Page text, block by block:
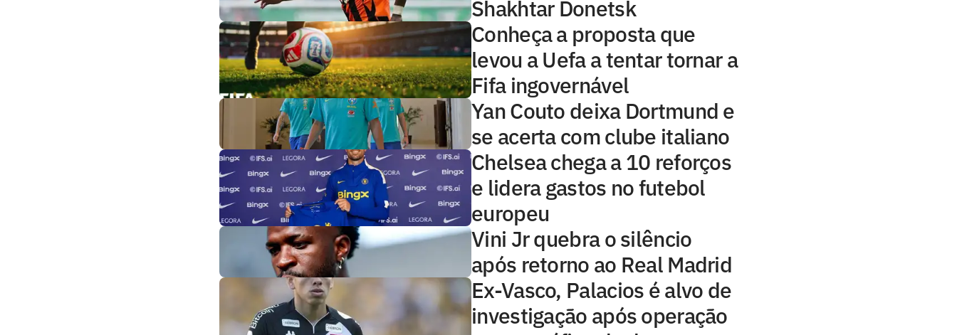
Shakhtar Donetsk
Conheça a proposta que
levou a Uefa a tentar tornar a
Fifa ingovernável
Yan Couto deixa Dortmund e
se acerta com clube italiano
Chelsea chega a 10 reforços
e lidera gastos no futebol
europeu
Vini Jr quebra o silêncio
após retorno ao Real Madrid
Ex-Vasco, Palacios é alvo de
investigação após operação